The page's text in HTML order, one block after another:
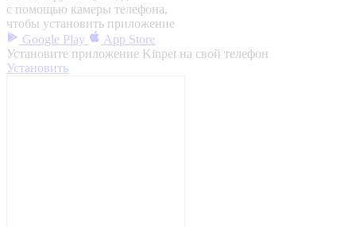
с помощью камеры телефона,
чтобы установить приложение
Google Play
App Store
Установите приложение Kinpet на свой телефон
Установить